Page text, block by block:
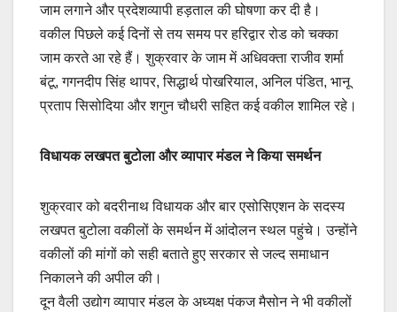
जाम लगाने और प्रदेशव्यापी हड़ताल की घोषणा कर दी है।
वकील पिछले कई दिनों से तय समय पर हरिद्वार रोड को चक्का
जाम करते आ रहे हैं। शुक्रवार के जाम में अधिवक्ता राजीव शर्मा
बंटू, गगनदीप सिंह थापर, सिद्धार्थ पोखरियाल, अनिल पंडित, भानू
प्रताप सिसोदिया और शगुन चौधरी सहित कई वकील शामिल रहे।
विधायक लखपत बुटोला और व्यापार मंडल ने किया समर्थन
शुक्रवार को बदरीनाथ विधायक और बार एसोसिएशन के सदस्य
लखपत बुटोला वकीलों के समर्थन में आंदोलन स्थल पहुंचे। उन्होंने
वकीलों की मांगों को सही बताते हुए सरकार से जल्द समाधान
निकालने की अपील की।
दून वैली उद्योग व्यापार मंडल के अध्यक्ष पंकज मैसोन ने भी वकीलों